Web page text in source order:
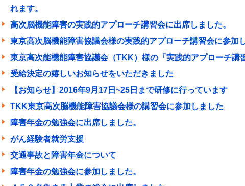
れます。
高次脳機能障害の実践的アプローチ講習会に出席しました。
東京高次脳機能障害協議会様の実践的アプローチ講習会に参加
東京高次能機能障害協議会（TKK）様の「実践的アプローチ講
受給決定の嬉しいお知らせをいただきました
【お知らせ】2016年9月17日~25日まで研修に行っています
TKK東京高次脳機能障害協議会様の講習会に参加しました
障害年金の勉強会に出席しました。
がん経験者就労支援
交通事故と障害年金について
障害年金の勉強会に参加しました。